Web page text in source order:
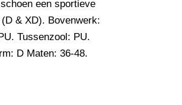
een sportieve
& XD). Bovenwerk:
Tussenzool: PU.
D Maten: 36-48.